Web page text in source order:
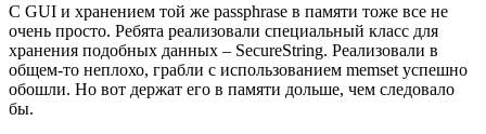
С GUI и хранением той же passphrase в памяти тоже все не
очень просто. Ребята реализовали специальный класс для
хранения подобных данных – SecureString. Реализовали в
общем-то неплохо, грабли с использованием memset успешно
обошли. Но вот держат его в памяти дольше, чем следовало
бы.